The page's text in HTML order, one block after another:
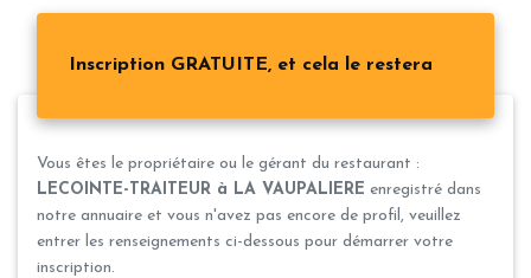
Inscription GRATUITE, et cela le restera
Vous êtes le propriétaire ou le gérant du restaurant :
LECOINTE-TRAITEUR à LA VAUPALIERE enregistré dans
notre annuaire et vous n'avez pas encore de profil, veuillez
entrer les renseignements ci-dessous pour démarrer votre
inscription.